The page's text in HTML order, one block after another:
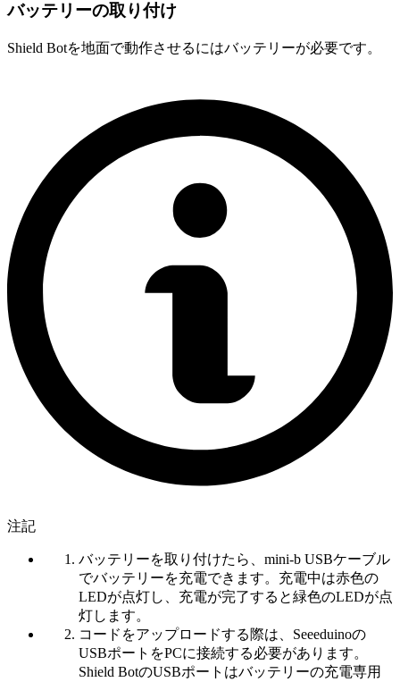
バッテリーの取り付け
Shield Botを地面で動作させるにはバッテリーが必要です。
注記
バッテリーを取り付けたら、mini-b USBケーブル
でバッテリーを充電できます。充電中は赤色の
LEDが点灯し、充電が完了すると緑色のLEDが点
灯します。
コードをアップロードする際は、Seeeduinoの
USBポートをPCに接続する必要があります。
Shield BotのUSBポートはバッテリーの充電専用